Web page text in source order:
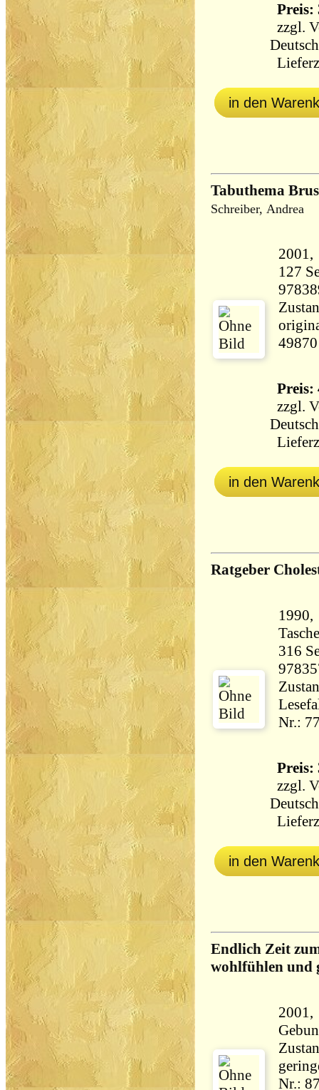
Preis:
zzgl.
in den
Tabuthema
Schreiber, Andrea
127 Seiten
49870
Preis:
zzgl.
in den
Ratgeber
1990,
316 Seiten
Nr.:
Preis:
zzgl.
in den
Endlich Zeit
wohlfühlen und
2001,
Nr.: